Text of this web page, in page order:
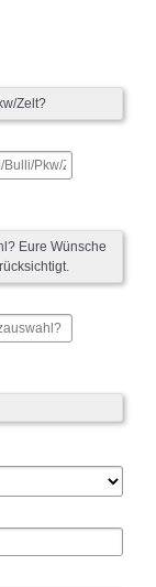
Zelt?
Eure Wünsche